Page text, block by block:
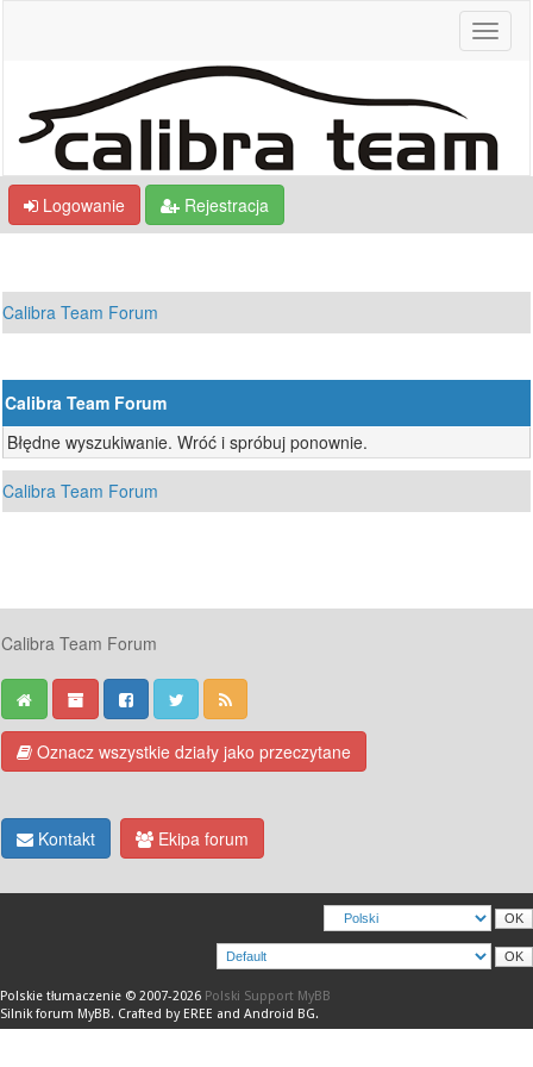
Logowanie Rejestracja
Calibra Team Forum
Calibra Team Forum
Błędne wyszukiwanie. Wróć i spróbuj ponownie.
Calibra Team Forum
Calibra Team Forum
Oznacz wszystkie działy jako przeczytane
Kontakt Ekipa forum
Polskie tłumaczenie © 2007-2026 Polski Support MyBB
Silnik forum MyBB. Crafted by EREE and Android BG.